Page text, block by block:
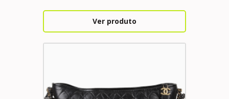
Ver produto